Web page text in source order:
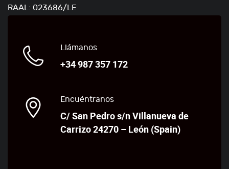
RAAL: 023686/LE
Llámanos
+34 987 357 172
Encuéntranos
C/ San Pedro s/n Villanueva de
Carrizo 24270 – León (Spain)